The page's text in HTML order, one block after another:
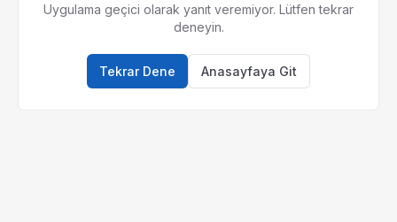
Uygulama geçici olarak yanıt veremiyor. Lütfen tekrar
deneyin.
Tekrar Dene Anasayfaya Git